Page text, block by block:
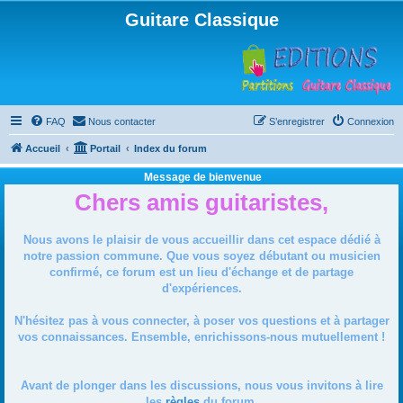
Guitare Classique
FAQ Nous contacter Connexion
S’enregistrer
Accueil Portail Index du forum
Message de bienvenue
Chers amis guitaristes,
Nous avons le plaisir de vous accueillir dans cet espace dédié à
notre passion commune. Que vous soyez débutant ou musicien
confirmé, ce forum est un lieu d'échange et de partage
d'expériences.
N'hésitez pas à vous connecter, à poser vos questions et à partager
vos connaissances. Ensemble, enrichissons-nous mutuellement !
Avant de plonger dans les discussions, nous vous invitons à lire